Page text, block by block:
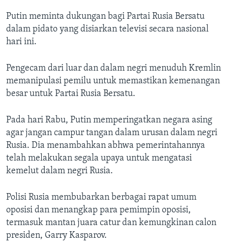
Pencarian
IKUTI KAMI
Bahasa-bahasa
Putin meminta dukungan bagi Partai Rusia Bersatu
dalam pidato yang disiarkan televisi secara nasional
hari ini.
Pengecam dari luar dan dalam negri menuduh Kremlin
memanipulasi pemilu untuk memastikan kemenangan
besar untuk Partai Rusia Bersatu.
Pada hari Rabu, Putin memperingatkan negara asing
agar jangan campur tangan dalam urusan dalam negri
Rusia. Dia menambahkan abhwa pemerintahannya
telah melakukan segala upaya untuk mengatasi
kemelut dalam negri Rusia.
Polisi Rusia membubarkan berbagai rapat umum
oposisi dan menangkap para pemimpin oposisi,
termasuk mantan juara catur dan kemungkinan calon
presiden, Garry Kasparov.